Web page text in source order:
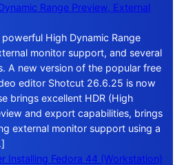
Range Preview, External
High Dynamic Range
monitor support, and several
A new version of the popular free
editor Shotcut 26.6.25 is now
brings excellent HDR (High
and export capabilities, brings
external monitor support using a
Installing Fedora 44 (Workstation)